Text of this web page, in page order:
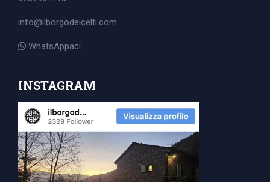
info@ilborgodeicelti.com
WhatsAppaci
INSTAGRAM
for: